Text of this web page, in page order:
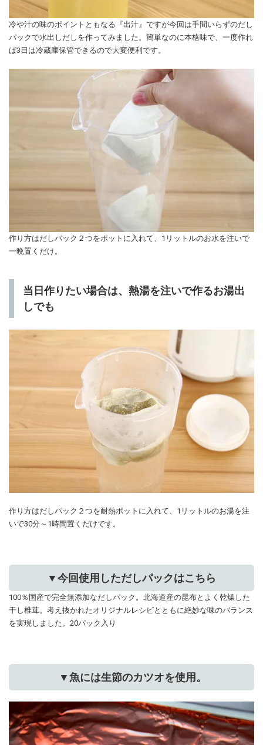
冷や汁の味のポイントともなる『出汁』ですが今回は手間いらずのだし
パックで水出しだしを作ってみました。簡単なのに本格味で、一度作れ
ば3日は冷蔵庫保管できるので大変便利です。
作り方はだしパック２つをポットに入れて、1リットルのお水を注いで
一晩置くだけ。
当日作りたい場合は、熱湯を注いで作るお湯出
しでも
作り方はだしパック２つを耐熱ポットに入れて、1リットルのお湯を注
いで30分～1時間置くだけです。
▼今回使用しただしパックはこちら
100％国産で完全無添加なだしパック。北海道産の昆布とよく乾燥した
干し椎茸。考え抜かれたオリジナルレシピとともに絶妙な味のバランス
を実現しました。20パック入り
▼魚には生節のカツオを使用。